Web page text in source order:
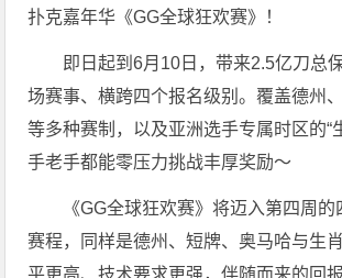
扑克嘉年华《GG全球狂欢赛》！
即日起到6月10日，带来2.5亿刀总
场赛事、横跨四个报名级别。覆盖德州
等多种赛制，以及亚洲选手专属时区的“
手老手都能零压力挑战丰厚奖励～
《GG全球狂欢赛》将迈入第四周
赛程，同样是德州、短牌、奥马哈与生